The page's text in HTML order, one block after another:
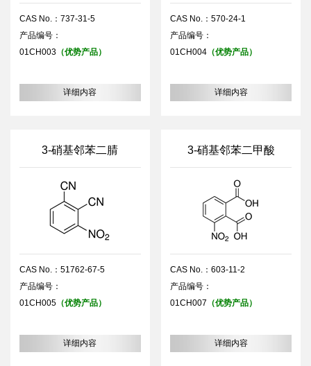
CAS No.：737-31-5
产品编号：
01CH003（优势产品）
详细内容
CAS No.：570-24-1
产品编号：
01CH004（优势产品）
详细内容
3-硝基邻苯二腈
CAS No.：51762-67-5
产品编号：
01CH005（优势产品）
详细内容
3-硝基邻苯二甲酸
CAS No.：603-11-2
产品编号：
01CH007 （优势产品）
详细内容